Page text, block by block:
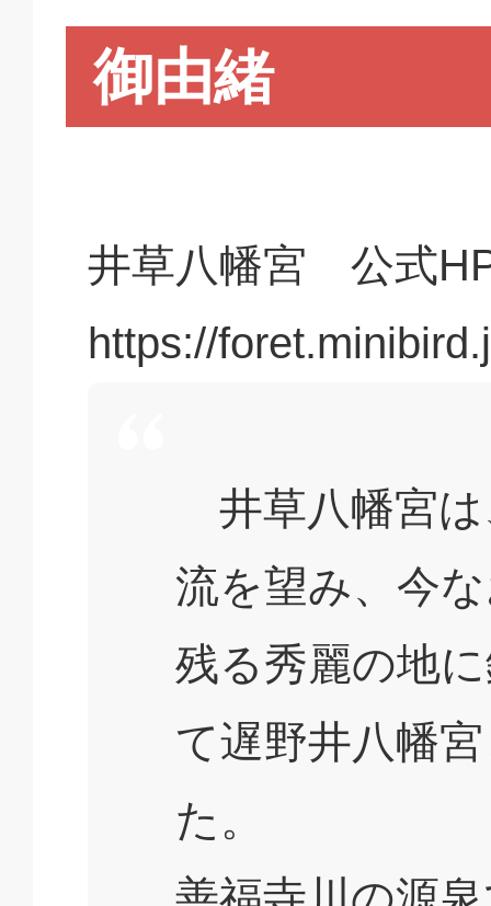
御由緒
井草八幡宮 公式
https://
井草八幡宮は
流を望み、今
残る秀麗の地
て遅野井八幡
た。